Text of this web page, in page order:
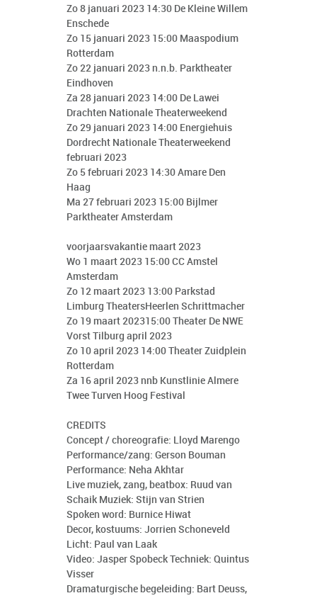
Zo 8 januari 2023 14:30 De Kleine Willem
Enschede
Zo 15 januari 2023 15:00 Maaspodium
Rotterdam
Zo 22 januari 2023 n.n.b. Parktheater
Eindhoven
Za 28 januari 2023 14:00 De Lawei
Drachten Nationale Theaterweekend
Zo 29 januari 2023 14:00 Energiehuis
Dordrecht Nationale Theaterweekend
februari 2023
Zo 5 februari 2023 14:30 Amare Den
Haag
Ma 27 februari 2023 15:00 Bijlmer
Parktheater Amsterdam
voorjaarsvakantie maart 2023
Wo 1 maart 2023 15:00 CC Amstel
Amsterdam
Zo 12 maart 2023 13:00 Parkstad
Limburg TheatersHeerlen Schrittmacher
Zo 19 maart 202315:00 Theater De NWE
Vorst Tilburg april 2023
Zo 10 april 2023 14:00 Theater Zuidplein
Rotterdam
Za 16 april 2023 nnb Kunstlinie Almere
Twee Turven Hoog Festival
CREDITS
Concept / choreografie: Lloyd Marengo
Performance/zang: Gerson Bouman
Performance: Neha Akhtar
Live muziek, zang, beatbox: Ruud van
Schaik Muziek: Stijn van Strien
Spoken word: Burnice Hiwat
Decor, kostuums: Jorrien Schoneveld
Licht: Paul van Laak
Video: Jasper Spobeck Techniek: Quintus
Visser
Dramaturgische begeleiding: Bart Deuss,